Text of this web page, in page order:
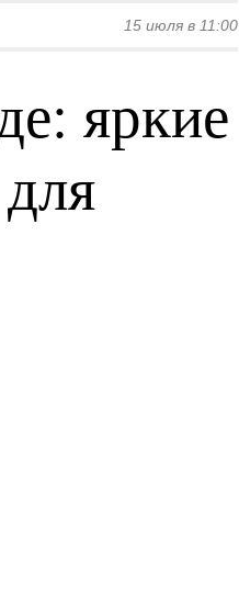
15 июля в 11:00
яркие